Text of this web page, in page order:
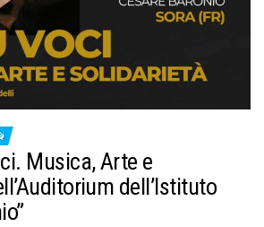
Musica, Arte e
dell’Istituto